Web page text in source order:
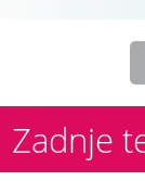
Zadnje